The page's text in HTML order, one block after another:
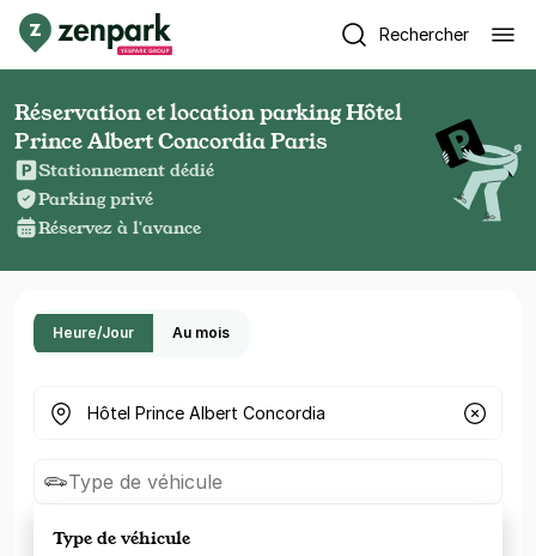
Rechercher
Réservation et location parking Hôtel
Prince Albert Concordia Paris
Stationnement dédié
Parking privé
Réservez à l'avance
Heure/Jour Au mois
Où cherchez-vous un parking ?
Type de véhicule
Type de véhicule